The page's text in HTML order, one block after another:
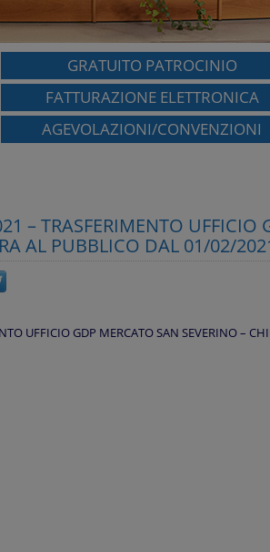
GRATUITO PATROCINIO
FATTURAZIONE ELETTRONICA
AGEVOLAZIONI/CONVENZIONI
– TRASFERIMENTO UFFICIO
AL PUBBLICO DAL 01/02/
UFFICIO GDP MERCATO SAN SEVERINO –